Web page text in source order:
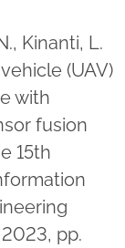
Kinanti, L.
(UAV)
with
fusion
15th
2023, pp.